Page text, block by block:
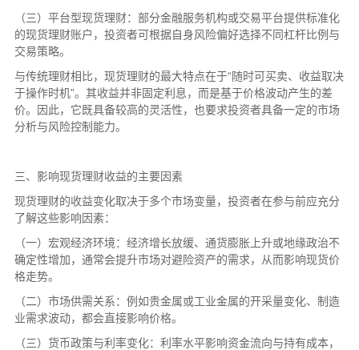
（三）平台型现货理财：部分金融服务机构或交易平台提供标准化
的现货理财账户，投资者可根据自身风险偏好选择不同杠杆比例与
交易策略。
与传统理财相比，现货理财的最大特点在于“随时可买卖、收益取决
于操作时机”。其收益并非固定利息，而是基于价格波动产生的差
价。因此，它既具备较高的灵活性，也要求投资者具备一定的市场
分析与风险控制能力。
三、影响现货理财收益的主要因素
现货理财的收益变化取决于多个市场变量，投资者在参与前应充分
了解这些影响因素：
（一）宏观经济环境：经济增长放缓、通货膨胀上升或地缘政治不
确定性增加，通常会提升市场对避险资产的需求，从而影响现货价
格走势。
（二）市场供需关系：例如贵金属或工业金属的开采量变化、制造
业需求波动，都会直接影响价格。
（三）货币政策与利率变化：利率水平影响资金流向与持有成本，